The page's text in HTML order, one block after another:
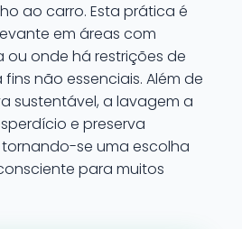
ao carro. Esta prática é
em áreas com
ou onde há restrições de
não essenciais. Além de
sustentável, a lavagem a
e preserva
se uma escolha
para muitos